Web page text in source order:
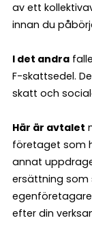
av ett
innan du
I det andra
F-skattsedel.
skatt och
Här är avtalet
företaget som
annat
ersättning som
efter din